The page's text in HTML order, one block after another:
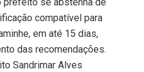
compatível para
em até 15 dias,
das recomendações.
Sandrimar Alves